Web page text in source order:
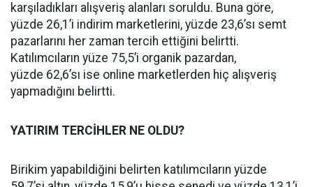
karşıladıkları alışveriş alanları soruldu. Buna göre,
yüzde 26,1’i indirim marketlerini, yüzde 23,6’sı semt
pazarlarını her zaman tercih ettiğini belirtti.
Katılımcıların yüze 75,5’i organik pazardan,
yüzde 62,6’sı ise online marketlerden hiç alışveriş
yapmadığını belirtti.
YATIRIM TERCİHLER NE OLDU?
Birikim yapabildiğini belirten katılımcıların yüzde